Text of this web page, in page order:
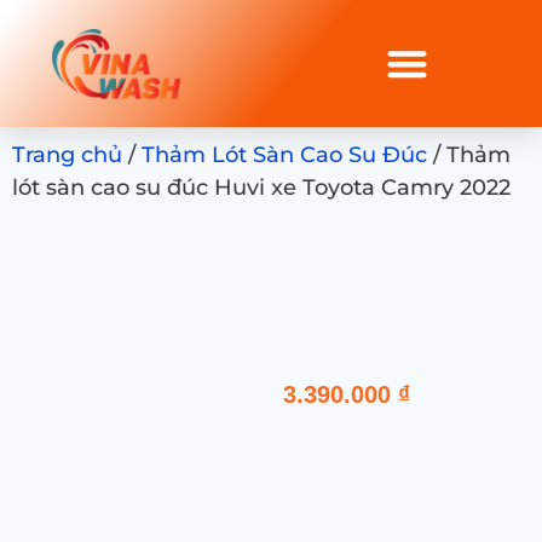
Trang chủ /Thảm Lót Sàn Cao Su Đúc / Thảm
lót sàn cao su đúc Huvi xe Toyota Camry 2022
3.390.000 ₫